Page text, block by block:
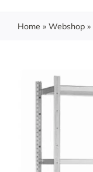
Home » Webshop»